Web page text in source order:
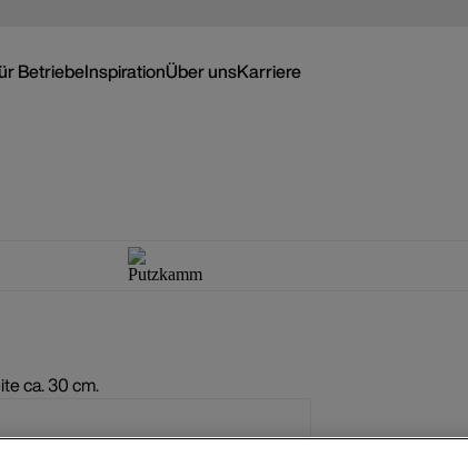
BetriebeInspirationÜber unsKarriere
ca. 30 cm.